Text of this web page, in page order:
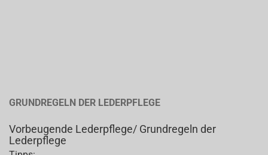
GRUNDREGELN DER LEDERPFLEGE
Vorbeugende Lederpflege/ Grundregeln der
Lederpflege